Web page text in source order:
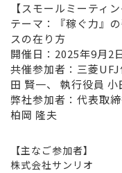
【スモールミーティン
テーマ：『稼ぐ力』
スの在り方
開催日：2025年9月2
共催参加者：三菱
田 賢一、 執行役員 小
弊社参加者：代表取
柏岡 隆夫
【主なご参加者】
株式会社サンリオ